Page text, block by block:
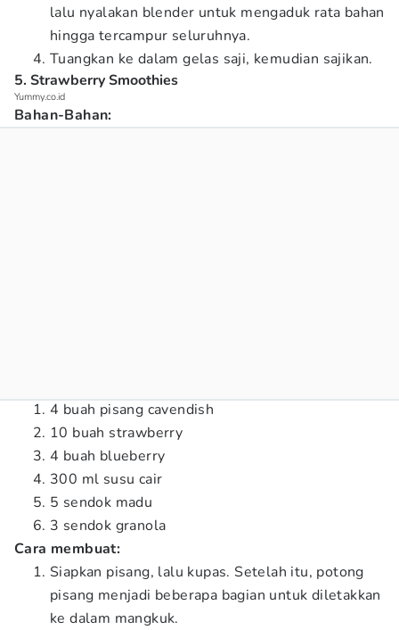
lalu nyalakan blender untuk mengaduk rata bahan
hingga tercampur seluruhnya.
Tuangkan ke dalam gelas saji, kemudian sajikan.
5. Strawberry Smoothies
Yummy.co.id
Bahan-Bahan:
4 buah pisang cavendish
10 buah strawberry
4 buah blueberry
300 ml susu cair
5 sendok madu
3 sendok granola
Cara membuat:
Siapkan pisang, lalu kupas. Setelah itu, potong
pisang menjadi beberapa bagian untuk diletakkan
ke dalam mangkuk.